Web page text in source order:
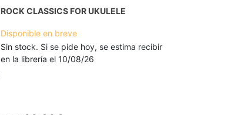
ROCK CLASSICS FOR UKULELE
Disponible en breve
Sin stock. Si se pide hoy, se estima recibir
en la librería el 10/08/26